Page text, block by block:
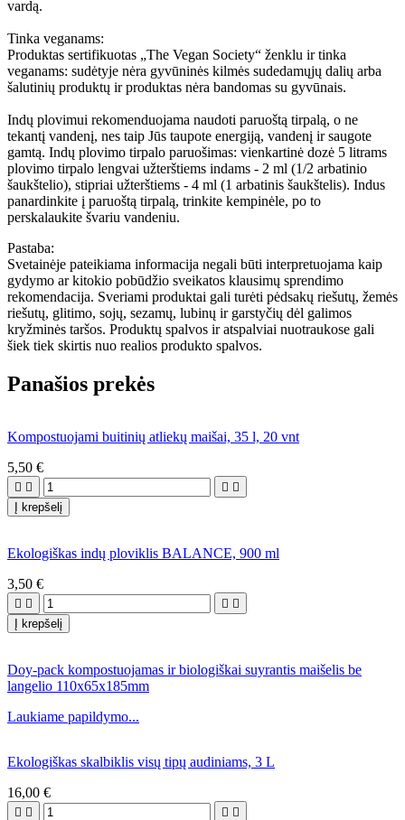
vardą.
Tinka veganams:
Produktas sertifikuotas „The Vegan Society“ ženklu ir tinka
veganams: sudėtyje nėra gyvūninės kilmės sudedamųjų dalių arba
šalutinių produktų ir produktas nėra bandomas su gyvūnais.
Indų plovimui rekomenduojama naudoti paruoštą tirpalą, o ne
tekantį vandenį, nes taip Jūs taupote energiją, vandenį ir saugote
gamtą. Indų plovimo tirpalo paruošimas: vienkartinė dozė 5 litrams
plovimo tirpalo lengvai užterštiems indams - 2 ml (1/2 arbatinio
šaukštelio), stipriai užterštiems - 4 ml (1 arbatinis šaukštelis). Indus
panardinkite į paruoštą tirpalą, trinkite kempinėle, po to
perskalaukite švariu vandeniu.
Pastaba:
Svetainėje pateikiama informacija negali būti interpretuojama kaip
gydymo ar kitokio pobūdžio sveikatos klausimų sprendimo
rekomendacija. Sveriami produktai gali turėti pėdsakų riešutų, žemės
riešutų, glitimo, sojų, sezamų, lubinų ir garstyčių dėl galimos
kryžminės taršos. Produktų spalvos ir atspalviai nuotraukose gali
šiek tiek skirtis nuo realios produkto spalvos.
Panašios prekės
Kompostuojami buitinių atliekų maišai, 35 l, 20 vnt
5,50 €
   
Į krepšelį
Ekologiškas indų ploviklis BALANCE, 900 ml
3,50 €
   
Į krepšelį
Doy-pack kompostuojamas ir biologiškai suyrantis maišelis be
langelio 110x65x185mm
Laukiame papildymo...
Ekologiškas skalbiklis visų tipų audiniams, 3 L
16,00 €
   